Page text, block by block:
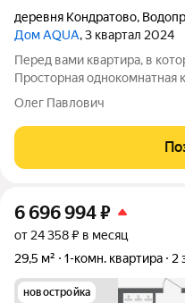
деревня Кондратово,
Дом AQUA, 3 квартал 2024
Перед вами квартира, в
Просторная однокомнатная
м2 в новом современном
комнаты, вид во двор,
Олег Павлович
6 696 994₽
от 24 358 ₽ в месяц
29,5 м²
1-комн. квартира 2
новостройка